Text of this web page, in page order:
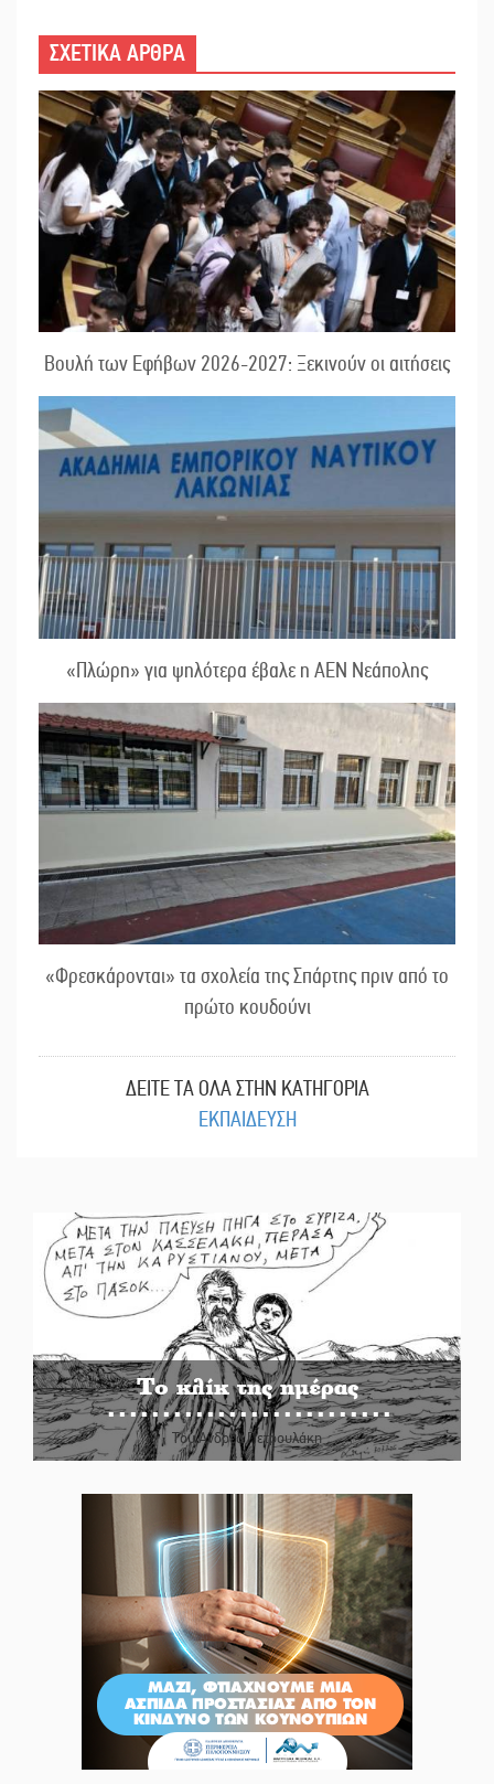
ΣΧΕΤΙΚΑ ΑΡΘΡΑ
Βουλή των Εφήβων 2026-2027: Ξεκινούν οι αιτήσεις
«Πλώρη» για ψηλότερα έβαλε η ΑΕΝ Νεάπολης
«Φρεσκάρονται» τα σχολεία της Σπάρτης πριν από το
πρώτο κουδούνι
ΔΕΙΤΕ ΤΑ ΟΛΑ ΣΤΗΝ ΚΑΤΗΓΟΡΙΑ
ΕΚΠΑΙΔΕΥΣΗ
Το κλίκ της ημέρας
Του Ανδρέα Πετρουλάκη